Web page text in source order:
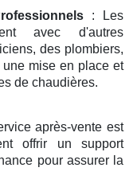
: Les
avec d'autres
des plombiers,
mise en place et
de chaudières.
après-vente est
offrir un support
pour assurer la